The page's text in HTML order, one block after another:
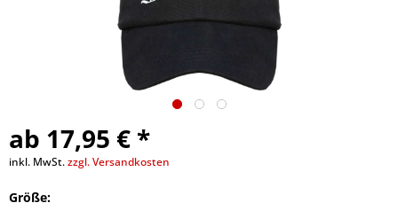
ab 17,95 € *
inkl. MwSt.zzgl. Versandkosten
Größe: